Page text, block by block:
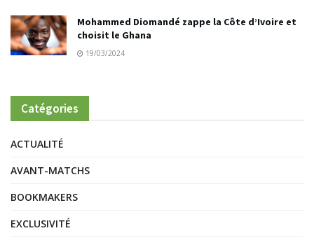
Mohammed Diomandé zappe la Côte d’Ivoire et
choisit le Ghana
19/03/2024
Catégories
ACTUALITÉ
AVANT-MATCHS
BOOKMAKERS
EXCLUSIVITÉ